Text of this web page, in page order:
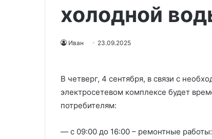
холодной
Иван 23.09.2025
В четверг, 4 сентября, в связи с
электросетевом комплексе будет
потребителям:
— с 09:00 до 16:00 – ремонтные